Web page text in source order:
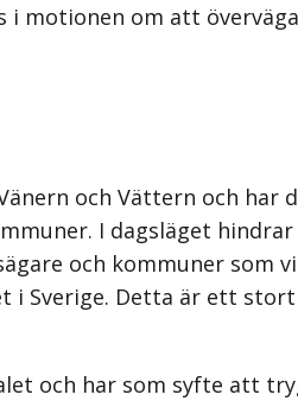
i motionen om att
och Vättern och
I dagsläget
och kommuner
i Sverige. Detta är ett
och har som syfte att